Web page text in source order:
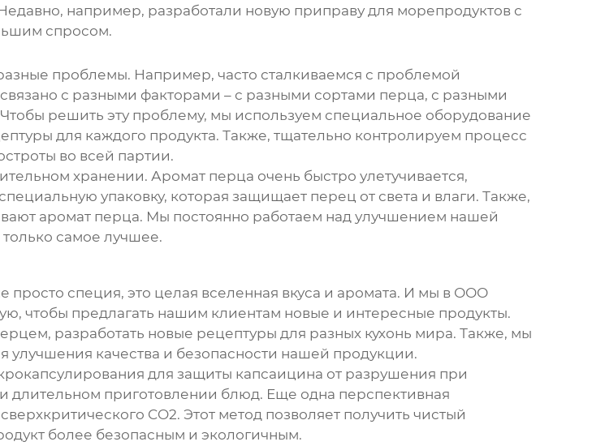
например, разработали новую приправу для морепродуктов с
спросом.
проблемы. Например, часто сталкиваемся с проблемой
с разными факторами – с разными сортами перца, с разными
решить эту проблему, мы используем специальное оборудование
для каждого продукта. Также, тщательно контролируем процесс
во всей партии.
хранении. Аромат перца очень быстро улетучивается,
упаковку, которая защищает перец от света и влаги. Также,
аромат перца. Мы постоянно работаем над улучшением нашей
самое лучшее.
просто специя, это целая вселенная вкуса и аромата. И мы в ООО
чтобы предлагать нашим клиентам новые и интересные продукты.
, разработать новые рецептуры для разных кухонь мира. Также, мы
улучшения качества и безопасности нашей продукции.
для защиты капсаицина от разрушения при
длительном приготовлении блюд. Еще одна перспективная
CO2. Этот метод позволяет получить чистый
более безопасным и экологичным.